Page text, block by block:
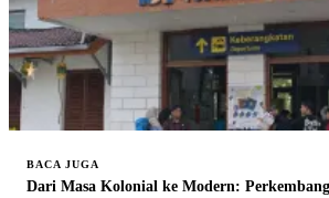
BACA JUGA
Dari Masa Kolonial ke Modern: